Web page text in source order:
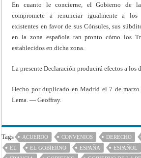
En cuanto le concierne, el Gobierno de la
compromete a renunciar igualmente a
existentes en favor de sus Cónsules, sus
en la zona española tan pronto cómo los
establecidos en dicha zona.
La presente Declaración producirá efectos a los
Hecho por duplicado en Madrid el 7 de
Lema. — Geoffray.
Tags ACUERDO CONVENIOS DERECHO
EL
EL GOBIERNO ESPAÑA ESPAÑOL